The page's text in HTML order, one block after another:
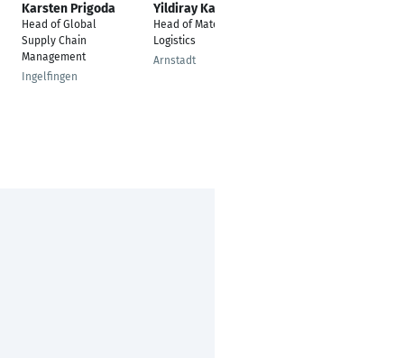
Karsten Prigoda
Head of Global
Supply Chain
Management
Ingelfingen
Yildiray Karadeniz
Head of Material &
Logistics
Arnstadt